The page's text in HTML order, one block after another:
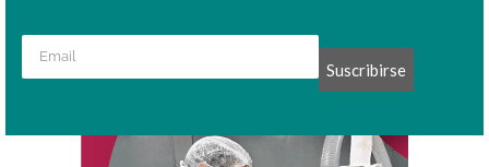
Suscribirse